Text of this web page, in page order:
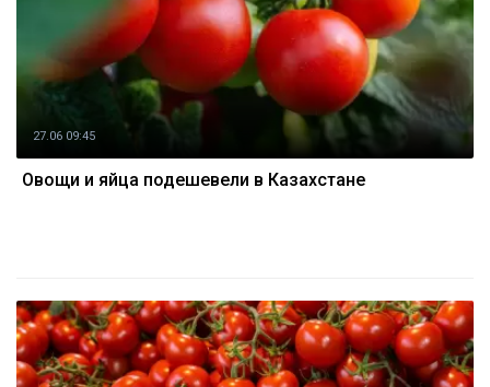
27.06 09:45
Овощи и яйца подешевели в Казахстане